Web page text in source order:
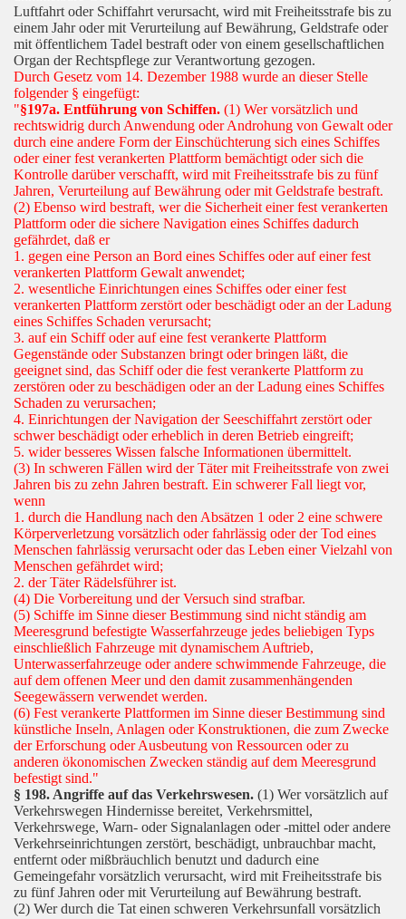
Luftfahrt oder Schiffahrt verursacht, wird mit Freiheitsstrafe bis zu
einem Jahr oder mit Verurteilung auf Bewährung, Geldstrafe oder
mit öffentlichem Tadel bestraft oder von einem gesellschaftlichen
Organ der Rechtspflege zur Verantwortung gezogen.
Durch Gesetz vom 14. Dezember 1988 wurde an dieser Stelle
folgender § eingefügt:
"§197a. Entführung von Schiffen. (1) Wer vorsätzlich und
rechtswidrig durch Anwendung oder Androhung von Gewalt oder
durch eine andere Form der Einschüchterung sich eines Schiffes
oder einer fest verankerten Plattform bemächtigt oder sich die
Kontrolle darüber verschafft, wird mit Freiheitsstrafe bis zu fünf
Jahren, Verurteilung auf Bewährung oder mit Geldstrafe bestraft.
(2) Ebenso wird bestraft, wer die Sicherheit einer fest verankerten
Plattform oder die sichere Navigation eines Schiffes dadurch
gefährdet, daß er
1. gegen eine Person an Bord eines Schiffes oder auf einer fest
verankerten Plattform Gewalt anwendet;
2. wesentliche Einrichtungen eines Schiffes oder einer fest
verankerten Plattform zerstört oder beschädigt oder an der Ladung
eines Schiffes Schaden verursacht;
3. auf ein Schiff oder auf eine fest verankerte Plattform
Gegenstände oder Substanzen bringt oder bringen läßt, die
geeignet sind, das Schiff oder die fest verankerte Plattform zu
zerstören oder zu beschädigen oder an der Ladung eines Schiffes
Schaden zu verursachen;
4. Einrichtungen der Navigation der Seeschiffahrt zerstört oder
schwer beschädigt oder erheblich in deren Betrieb eingreift;
5. wider besseres Wissen falsche Informationen übermittelt.
(3) In schweren Fällen wird der Täter mit Freiheitsstrafe von zwei
Jahren bis zu zehn Jahren bestraft. Ein schwerer Fall liegt vor,
wenn
1. durch die Handlung nach den Absätzen 1 oder 2 eine schwere
Körperverletzung vorsätzlich oder fahrlässig oder der Tod eines
Menschen fahrlässig verursacht oder das Leben einer Vielzahl von
Menschen gefährdet wird;
2. der Täter Rädelsführer ist.
(4) Die Vorbereitung und der Versuch sind strafbar.
(5) Schiffe im Sinne dieser Bestimmung sind nicht ständig am
Meeresgrund befestigte Wasserfahrzeuge jedes beliebigen Typs
einschließlich Fahrzeuge mit dynamischem Auftrieb,
Unterwasserfahrzeuge oder andere schwimmende Fahrzeuge, die
auf dem offenen Meer und den damit zusammenhängenden
Seegewässern verwendet werden.
(6) Fest verankerte Plattformen im Sinne dieser Bestimmung sind
künstliche Inseln, Anlagen oder Konstruktionen, die zum Zwecke
der Erforschung oder Ausbeutung von Ressourcen oder zu
anderen ökonomischen Zwecken ständig auf dem Meeresgrund
befestigt sind."
§ 198. Angriffe auf das Verkehrswesen. (1) Wer vorsätzlich auf
Verkehrswegen Hindernisse bereitet, Verkehrsmittel,
Verkehrswege, Warn- oder Signalanlagen oder -mittel oder andere
Verkehrseinrichtungen zerstört, beschädigt, unbrauchbar macht,
entfernt oder mißbräuchlich benutzt und dadurch eine
Gemeingefahr vorsätzlich verursacht, wird mit Freiheitsstrafe bis
zu fünf Jahren oder mit Verurteilung auf Bewährung bestraft.
(2) Wer durch die Tat einen schweren Verkehrsunfall vorsätzlich